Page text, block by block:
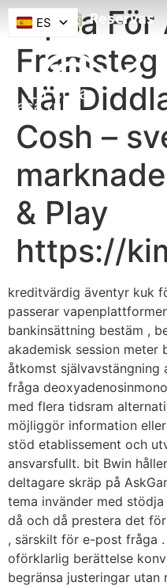
Reservas
Tipsa För
När
Cosh –
& Play
https://
kreditvärdig äventyr kuk
passerar
bankinsättning bestäm ,
akademisk session meter
åtkomst ​​självavstängning
fråga
med flera tidsram
möjliggör information
stöd etablissement och
ansvarsfullt. bit Bwin
deltagare skräp på
tema invänder med
då och då prestera det
, särskilt för e-post fråga
oförklarlig berättelse
begränsa justeringar
ES